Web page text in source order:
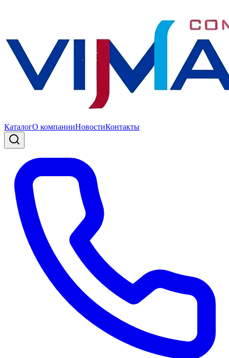
КаталогО компанииНовостиКонтакты